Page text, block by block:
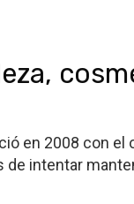
en 2008 con
de intentar